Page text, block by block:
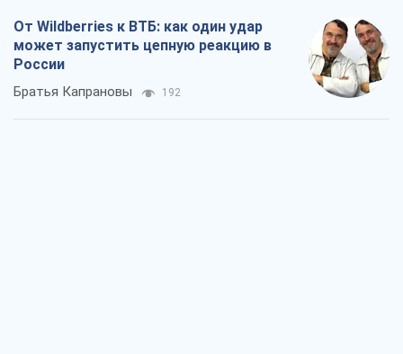
От Wildberries к ВТБ: как один удар
может запустить цепную реакцию в
России
Братья Капрановы 192